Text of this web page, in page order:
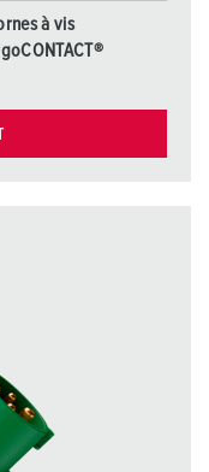
à vis